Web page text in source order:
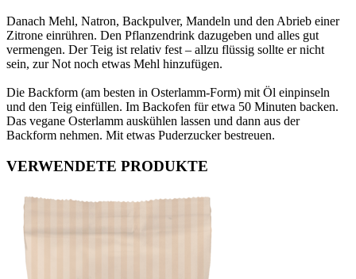
Danach Mehl, Natron, Backpulver, Mandeln und den Abrieb einer
Zitrone einrühren. Den Pflanzendrink dazugeben und alles gut
vermengen. Der Teig ist relativ fest – allzu flüssig sollte er nicht
sein, zur Not noch etwas Mehl hinzufügen.
Die Backform (am besten in Osterlamm-Form) mit Öl einpinseln
und den Teig einfüllen. Im Backofen für etwa 50 Minuten backen.
Das vegane Osterlamm auskühlen lassen und dann aus der
Backform nehmen. Mit etwas Puderzucker bestreuen.
VERWENDETE PRODUKTE